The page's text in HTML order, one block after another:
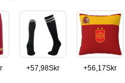
+57,98Skr +56,17Skr